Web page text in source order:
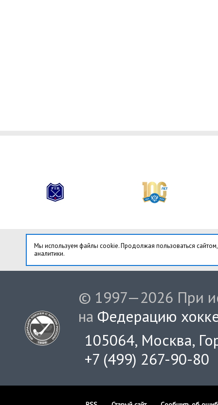
Мы используем файлы cookie. Продолжая пользоваться
аналитики.
© 1997—2026 При
на Федерацию
105064, Москва,
+7 (499) 267-90-80